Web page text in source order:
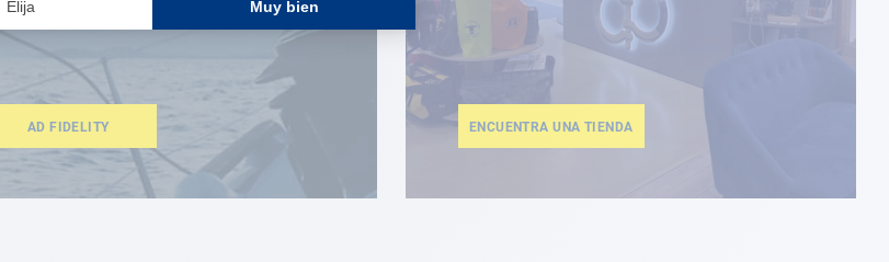
exclusivas
AD FIDELITY ENCUENTRA UNA TIENDA